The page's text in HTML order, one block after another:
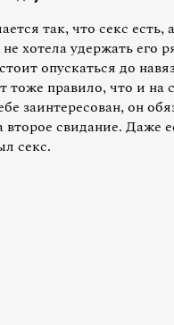
так, что секс есть,
хотела удержать его
опускаться до
тоже правило, что и на
заинтересован, он
второе свидание. Даже
секс.